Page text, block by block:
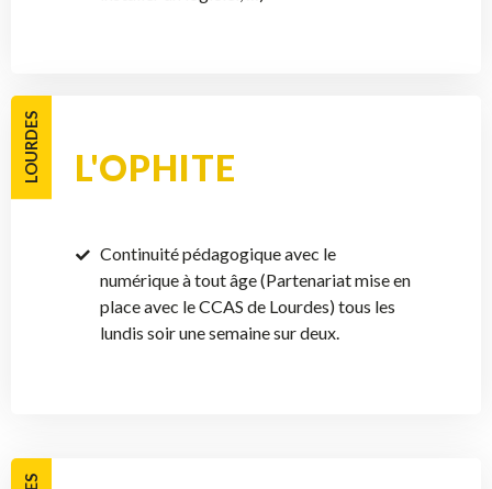
LOURDES L'OPHITE
Continuité pédagogique avec le
numérique à tout âge (Partenariat mise en
place avec le CCAS de Lourdes) tous les
lundis soir une semaine sur deux.